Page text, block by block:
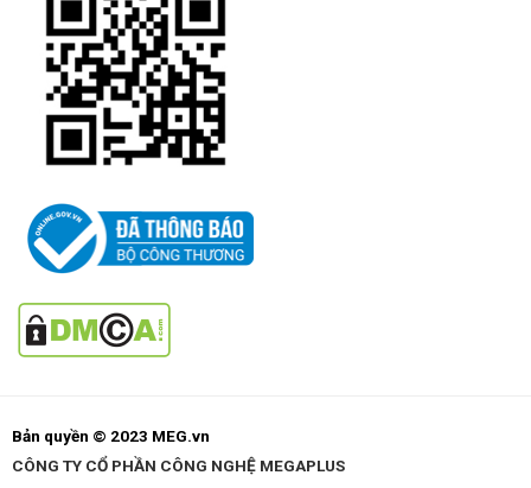
Bản quyền © 2023 MEG.vn
CÔNG TY CỔ PHẦN CÔNG NGHỆ MEGAPLUS